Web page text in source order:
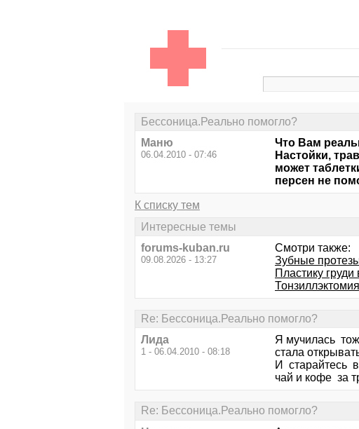
Бессоница.Реально помогло?
Маню
06.04.2010 - 07:46
Что Вам
Настойки,
может
персен не
К списку тем
Интересные темы
forums-kuban.ru
09.08.2026 - 13:27
Смотри также:
Зубные
Пластику
Re: Бессоница.Реально помогло?
Лида
1 - 06.04.2010 - 08:18
Я мучилась
стала
И старайтесь
чай и кофе за
Re: Бессоница.Реально помогло?